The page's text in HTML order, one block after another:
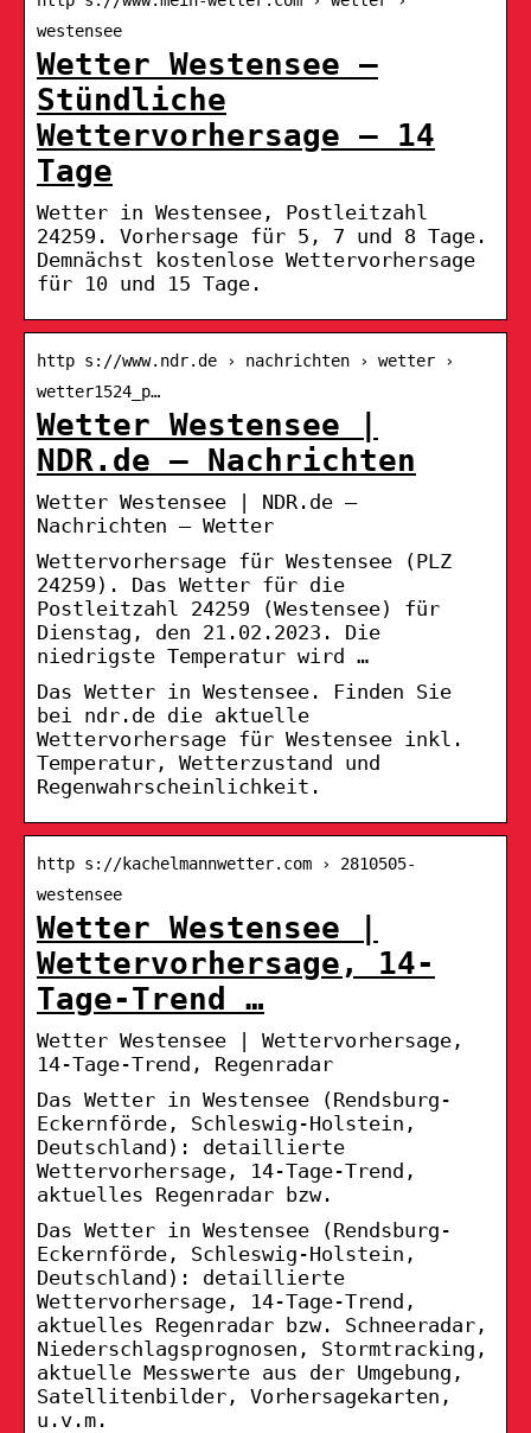
westensee
Wetter Westensee –
Stündliche
Wettervorhersage – 14
Tage
Wetter in Westensee, Postleitzahl
24259. Vorhersage für 5, 7 und 8 Tage.
Demnächst kostenlose Wettervorhersage
für 10 und 15 Tage.
http s://www.ndr.de › nachrichten › wetter ›
wetter1524_p…
Wetter Westensee |
NDR.de – Nachrichten
Wetter Westensee | NDR.de –
Nachrichten – Wetter
Wettervorhersage für Westensee (PLZ
24259). Das Wetter für die
Postleitzahl 24259 (Westensee) für
Dienstag, den 21.02.2023. Die
niedrigste Temperatur wird …
Das Wetter in Westensee. Finden Sie
bei ndr.de die aktuelle
Wettervorhersage für Westensee inkl.
Temperatur, Wetterzustand und
Regenwahrscheinlichkeit.
http s://kachelmannwetter.com › 2810505-
westensee
Wetter Westensee |
Wettervorhersage, 14-
Tage-Trend …
Wetter Westensee | Wettervorhersage,
14-Tage-Trend, Regenradar
Das Wetter in Westensee (Rendsburg-
Eckernförde, Schleswig-Holstein,
Deutschland): detaillierte
Wettervorhersage, 14-Tage-Trend,
aktuelles Regenradar bzw.
Das Wetter in Westensee (Rendsburg-
Eckernförde, Schleswig-Holstein,
Deutschland): detaillierte
Wettervorhersage, 14-Tage-Trend,
aktuelles Regenradar bzw. Schneeradar,
Niederschlagsprognosen, Stormtracking,
aktuelle Messwerte aus der Umgebung,
Satellitenbilder, Vorhersagekarten,
u.v.m.